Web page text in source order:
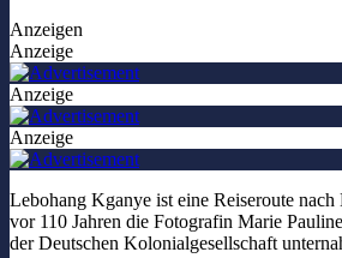
Anzeigen
Anzeige
Anzeige
Anzeige
Lebohang Kganye ist eine Reiseroute nach
vor 110 Jahren die Fotografin Marie
der Deutschen Kolonialgesellschaft